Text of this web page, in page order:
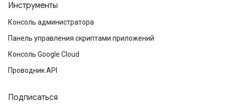
Инструменты
Консоль администратора
Панель управления скриптами приложений
Консоль Google Cloud
Проводник API
Подписаться